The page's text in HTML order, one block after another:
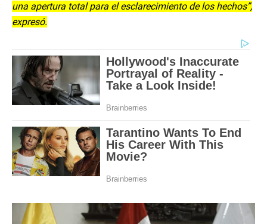
una apertura total para el esclarecimiento de los hechos”,
expresó.